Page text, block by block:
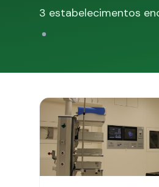
3 estabelecimentos